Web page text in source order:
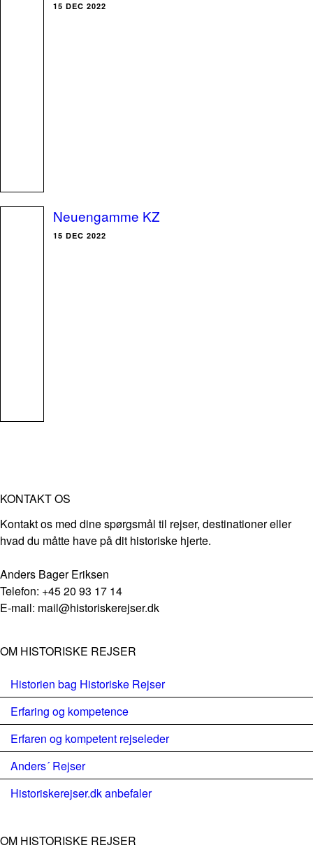
15 DEC 2022
Neuengamme KZ
15 DEC 2022
KONTAKT OS
Kontakt os med dine spørgsmål til rejser, destinationer eller
hvad du måtte have på dit historiske hjerte.
Anders Bager Eriksen
Telefon: +45 20 93 17 14
E-mail: mail@historiskerejser.dk
OM HISTORISKE REJSER
Historien bag Historiske Rejser
Erfaring og kompetence
Erfaren og kompetent rejseleder
Anders´ Rejser
Historiskerejser.dk anbefaler
OM HISTORISKE REJSER